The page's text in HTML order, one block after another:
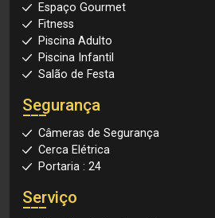
Espaço Gourmet
Fitness
Piscina Adulto
Piscina Infantil
Salão de Festa
Segurança
Câmeras de Segurança
Cerca Elétrica
Portaria : 24
Serviço